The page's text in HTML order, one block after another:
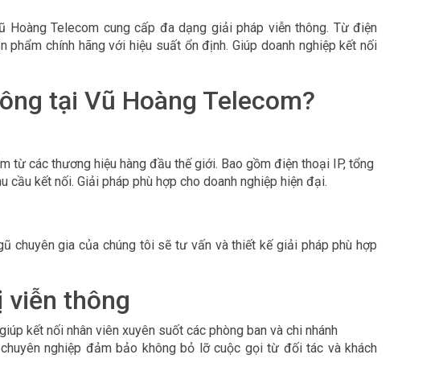
Telecom cung cấp đa dạng giải pháp viễn thông. Từ điện
chính hãng với hiệu suất ổn định. Giúp doanh nghiệp kết nối
tại Vũ Hoàng Telecom?
từ các thương hiệu hàng đầu thế giới. Bao gồm điện thoại IP, tổng
kết nối. Giải pháp phù hợp cho doanh nghiệp hiện đại.
chuyên gia của chúng tôi sẽ tư vấn và thiết kế giải pháp phù hợp
thông
kết nối nhân viên xuyên suốt các phòng ban và chi nhánh
nghiệp đảm bảo không bỏ lỡ cuộc gọi từ đối tác và khách